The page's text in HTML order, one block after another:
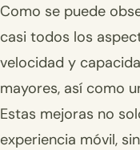
Como se puede
casi todos los
velocidad y
mayores, así como
Estas mejoras no
experiencia móvil,